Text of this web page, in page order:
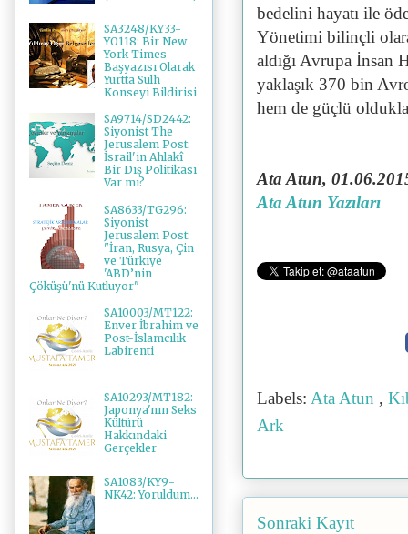
bedelini hayatı ile
Yönetimi bilinçli
aldığı Avrupa İnsan
yaklaşık 370 bin
hem de güçlü
Ata Atun,
Ata Atun Yazıları
Labels: Ata Atun ,
Ark
Sonraki Kayıt
SA3248/KY33-
YO118: Bir New
York Times
Başyazısı Olarak
Yurtta Sulh
Konseyi Bildirisi
SA9714/SD2442:
Siyonist The
Jerusalem Post:
İsrail'in Ahlakî
Bir Dış Politikası
Var mı?
SA8633/TG296:
Siyonist
Jerusalem Post:
"İran, Rusya, Çin
ve Türkiye
'ABD’nin
Çöküşü'nü Kutluyor"
SA10003/MT122:
Enver İbrahim ve
Post-İslamcılık
Labirenti
SA10293/MT182:
Japonya'nın Seks
Kültürü
Hakkındaki
Gerçekler
SA1083/KY9-
NK42: Yoruldum...